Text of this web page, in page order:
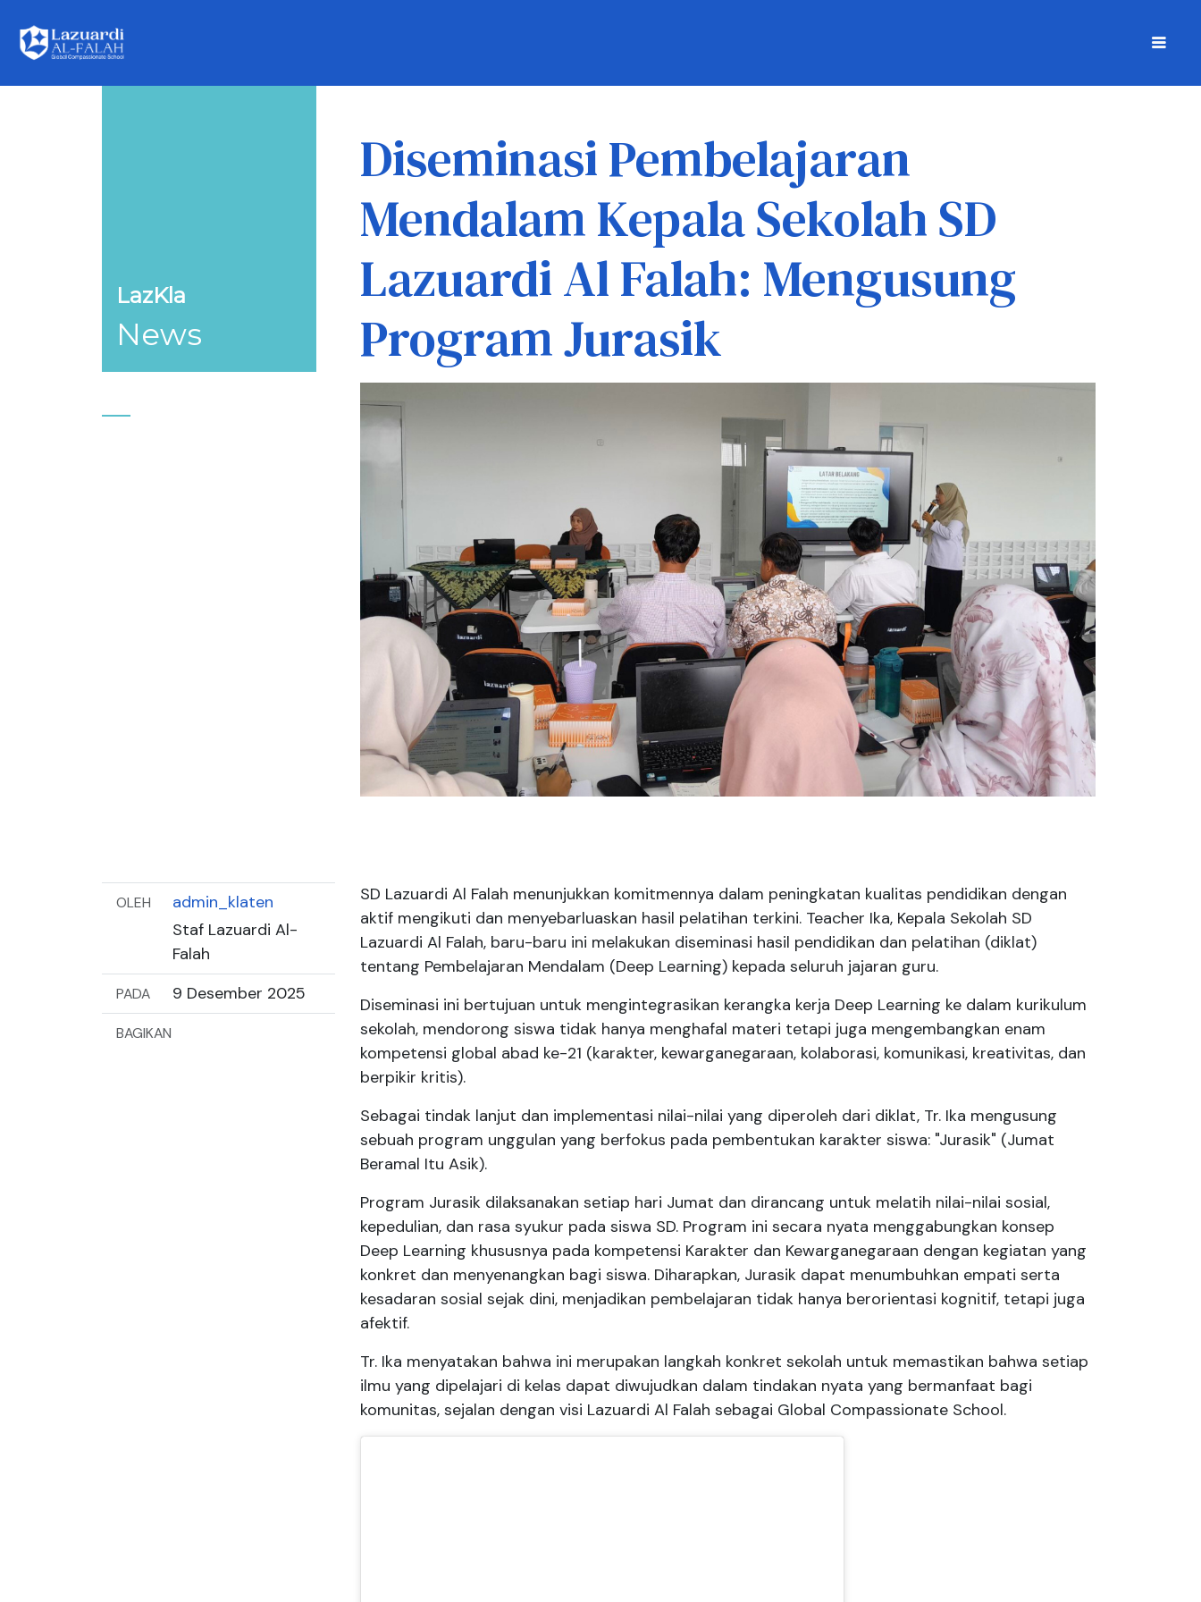
LazKla
News
Diseminasi Pembelajaran
Mendalam Kepala Sekolah SD
Lazuardi Al Falah: Mengusung
Program Jurasik
OLEH
admin_klaten
Staf Lazuardi Al-
Falah
PADA 9 Desember 2025
BAGIKAN
SD Lazuardi Al Falah menunjukkan komitmennya dalam peningkatan kualitas pendidikan dengan
aktif mengikuti dan menyebarluaskan hasil pelatihan terkini. Teacher Ika, Kepala Sekolah SD
Lazuardi Al Falah, baru-baru ini melakukan diseminasi hasil pendidikan dan pelatihan (diklat)
tentang Pembelajaran Mendalam (Deep Learning) kepada seluruh jajaran guru.
Diseminasi ini bertujuan untuk mengintegrasikan kerangka kerja Deep Learning ke dalam kurikulum
sekolah, mendorong siswa tidak hanya menghafal materi tetapi juga mengembangkan enam
kompetensi global abad ke-21 (karakter, kewarganegaraan, kolaborasi, komunikasi, kreativitas, dan
berpikir kritis).
Sebagai tindak lanjut dan implementasi nilai-nilai yang diperoleh dari diklat, Tr. Ika mengusung
sebuah program unggulan yang berfokus pada pembentukan karakter siswa: "Jurasik" (Jumat
Beramal Itu Asik).
Program Jurasik dilaksanakan setiap hari Jumat dan dirancang untuk melatih nilai-nilai sosial,
kepedulian, dan rasa syukur pada siswa SD. Program ini secara nyata menggabungkan konsep
Deep Learning khususnya pada kompetensi Karakter dan Kewarganegaraan dengan kegiatan yang
konkret dan menyenangkan bagi siswa. Diharapkan, Jurasik dapat menumbuhkan empati serta
kesadaran sosial sejak dini, menjadikan pembelajaran tidak hanya berorientasi kognitif, tetapi juga
afektif.
Tr. Ika menyatakan bahwa ini merupakan langkah konkret sekolah untuk memastikan bahwa setiap
ilmu yang dipelajari di kelas dapat diwujudkan dalam tindakan nyata yang bermanfaat bagi
komunitas, sejalan dengan visi Lazuardi Al Falah sebagai Global Compassionate School.